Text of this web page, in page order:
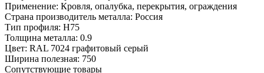
Применение: Кровля, опалубка, перекрытия, ограждения
Страна производитель металла: Россия
Тип профиля: Н75
Толщина металла: 0.9
Цвет: RAL 7024 графитовый серый
Ширина полезная: 750
Сопутствующие товары